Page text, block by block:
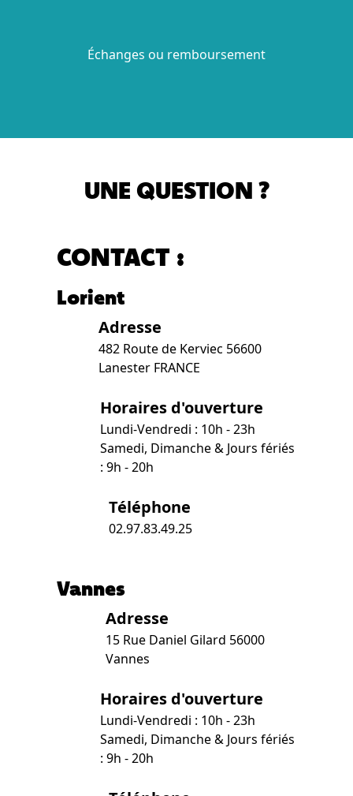
Échanges ou remboursement
UNE QUESTION ?
CONTACT :
Lorient
Adresse
482 Route de Kerviec 56600
Lanester FRANCE
Horaires d'ouverture
Lundi-Vendredi : 10h - 23h
Samedi, Dimanche & Jours fériés
: 9h - 20h
Téléphone
02.97.83.49.25
Vannes
Adresse
15 Rue Daniel Gilard 56000
Vannes
Horaires d'ouverture
Lundi-Vendredi : 10h - 23h
Samedi, Dimanche & Jours fériés
: 9h - 20h